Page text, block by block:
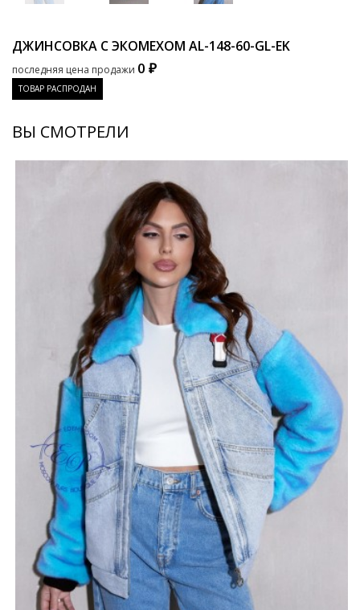
ДЖИНСОВКА С ЭКОМЕХОМ AL-148-60-GL-EK
последняя цена продажи 0 ₽
ТОВАР РАСПРОДАН
ВЫ СМОТРЕЛИ